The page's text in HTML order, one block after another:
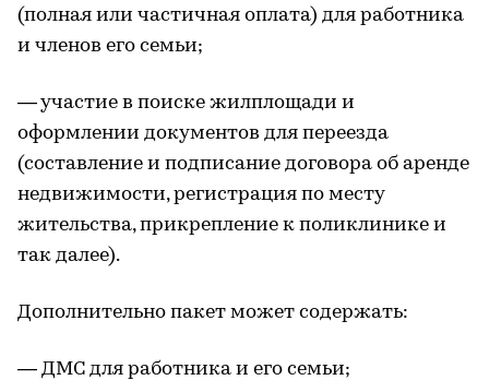
(полная или частичная оплата) для работника
и членов его семьи;
— участие в поиске жилплощади и
оформлении документов для переезда
(составление и подписание договора об аренде
недвижимости, регистрация по месту
жительства, прикрепление к поликлинике и
так далее).
Дополнительно пакет может содержать:
— ДМС для работника и его семьи;